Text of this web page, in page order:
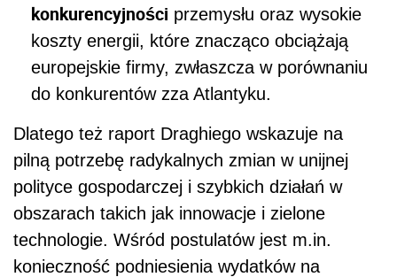
konkurencyjności przemysłu oraz wysokie
koszty energii, które znacząco obciążają
europejskie firmy, zwłaszcza w porównaniu
do konkurentów zza Atlantyku.
Dlatego też raport Draghiego wskazuje na
pilną potrzebę radykalnych zmian w unijnej
polityce gospodarczej i szybkich działań w
obszarach takich jak innowacje i zielone
technologie. Wśród postulatów jest m.in.
konieczność podniesienia wydatków na